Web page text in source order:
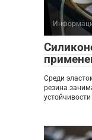
Среди
резина